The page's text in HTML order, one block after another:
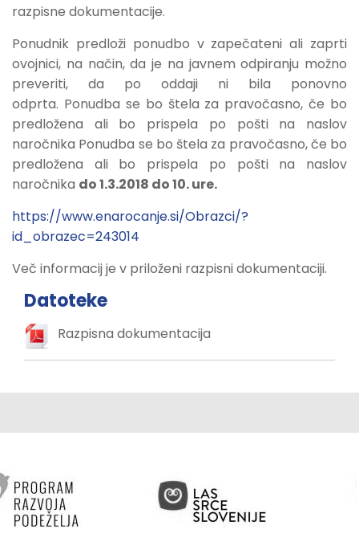
razpisne dokumentacije.
Ponudnik predloži ponudbo v zapečateni ali zaprti
ovojnici, na način, da je na javnem odpiranju možno
preveriti, da po oddaji ni bila ponovno
odprta. Ponudba se bo štela za pravočasno, če bo
predložena ali bo prispela po pošti na naslov
naročnika Ponudba se bo štela za pravočasno, če bo
predložena ali bo prispela po pošti na naslov
naročnika do 1.3.2018 do 10. ure.
https://www.enarocanje.si/Obrazci/?
id_obrazec=243014
Več informacij je v priloženi razpisni dokumentaciji.
Datoteke
Razpisna dokumentacija